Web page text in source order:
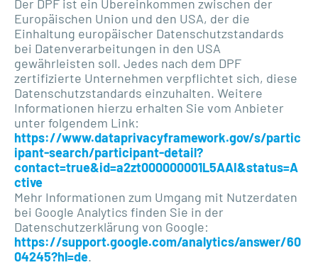
Der DPF ist ein Übereinkommen zwischen der
Europäischen Union und den USA, der die
Einhaltung europäischer Datenschutzstandards
bei Datenverarbeitungen in den USA
gewährleisten soll. Jedes nach dem DPF
zertifizierte Unternehmen verpflichtet sich, diese
Datenschutzstandards einzuhalten. Weitere
Informationen hierzu erhalten Sie vom Anbieter
unter folgendem Link:
https://www.dataprivacyframework.gov/s/partic
ipant-search/participant-detail?
contact=true&id=a2zt000000001L5AAI&status=A
ctive
Mehr Informationen zum Umgang mit Nutzerdaten
bei Google Analytics finden Sie in der
Datenschutzerklärung von Google:
https://support.google.com/analytics/answer/60
04245?hl=de.